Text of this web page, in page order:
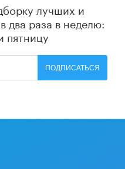
лучших и
два раза в неделю:
пятницу
ПОДПИСАТЬСЯ